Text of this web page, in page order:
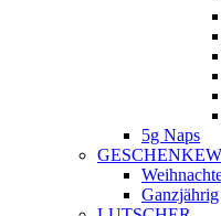
5g Naps
Ganzjährig